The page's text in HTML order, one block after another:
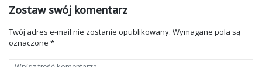
Zostaw swój komentarz
Twój adres e-mail nie zostanie opublikowany. Wymagane pola są
oznaczone *